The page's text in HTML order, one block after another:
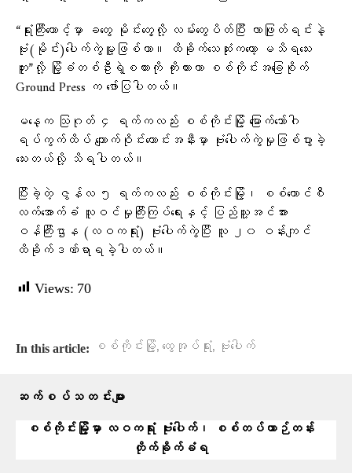
“ရုံးကြီးထောင့်မှာ ခတွေ မိုင်းတွေ့လို့ လမ်းတွေပိတ်ပြီး လာဖြုတ်ရင်းနဲ့
ဗုံး(မိုင်း)ပေါက်ကွဲမူ့ဖြစ်တာ။ ထိခိုက်သေဆုံးကတော့ မသိရသေး
ဘူး”လို့ မြို့ခံတစ်ဦးရဲ့စကားကို ကိုးကားကာ စစ်ကိုင်းအခြေစိုက်
Ground Press က ဖော်ပြပါတယ်။
မနေ့က သြဂုတ် ၄ ရက်ကလည်း စစ်ကိုင်းမြို့ မြောက်ဘော်ဂါ
ရပ်ကွက်ထိပ် ကျောက်ဝိုင်းဟောင်းအနီးမှာ ဗုံးပေါက်ကွဲမှုဖြစ်ပွားခဲ့
သေးတယ်လို့ သိရပါတယ်။
ပြီးခဲ့တဲ့ ဇွန်လ ၅ ရက်ကလည်း စစ်ကိုင်းမြို့၊ စစ်ကောင်စီ
လက်အောက်ခံ လူဝင်မှုကြီးကြပ်ရေးနှင့် ပြည်သူ့အင်အား
ဝန်ကြီးဌာန (လဝကရုံး) ဗုံးပေါက်ကွဲပြီး လူ ၂၀ ဝန်းကျင်
ထိခိုက်ဒဏ်ရာရခဲ့ပါတယ်။
Views: 70
In this article: စစ်ကိုင်းမြို့, ထွေအုပ်ရုံး, ဗုံးပေါက်
ဆက်စပ်သတင်းများ
စစ်ကိုင်းမြို့မှာ လဝကရုံး ဗုံးပေါက်၊ စစ်တပ်ယာဉ်တန်း
တိုက်ခိုက်ခံရ